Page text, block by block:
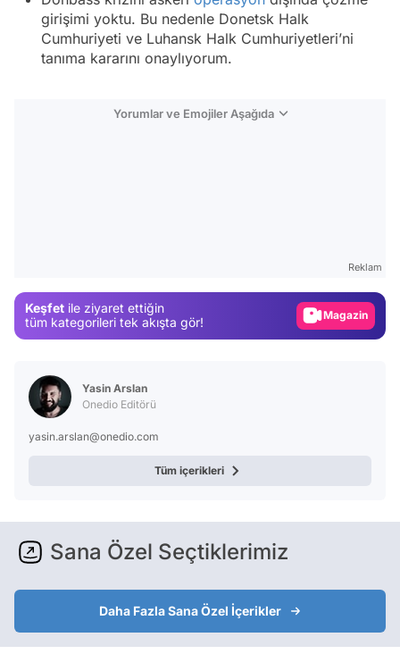
girişimi yoktu. Bu nedenle Donetsk Halk
Cumhuriyeti ve Luhansk Halk Cumhuriyetleri’ni
tanıma kararını onaylıyorum.
Yorumlar ve Emojiler Aşağıda
Reklam
Keşfet ile ziyaret ettiğin
tüm kategorileri tek akışta gör!
Magazin
Yasin Arslan
Onedio Editörü
yasin.arslan@onedio.com
Tüm içerikleri
Sana Özel Seçtiklerimiz
Daha Fazla Sana Özel İçerikler